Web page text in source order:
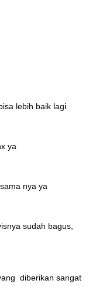
lebih baik lagi
ya
nya ya
sudah bagus,
diberikan sangat